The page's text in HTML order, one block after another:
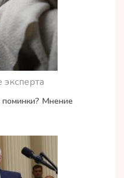
поминки? Мнение